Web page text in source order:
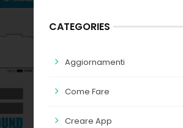
CATEGORIES
Aggiornamenti
Come Fare
Creare App